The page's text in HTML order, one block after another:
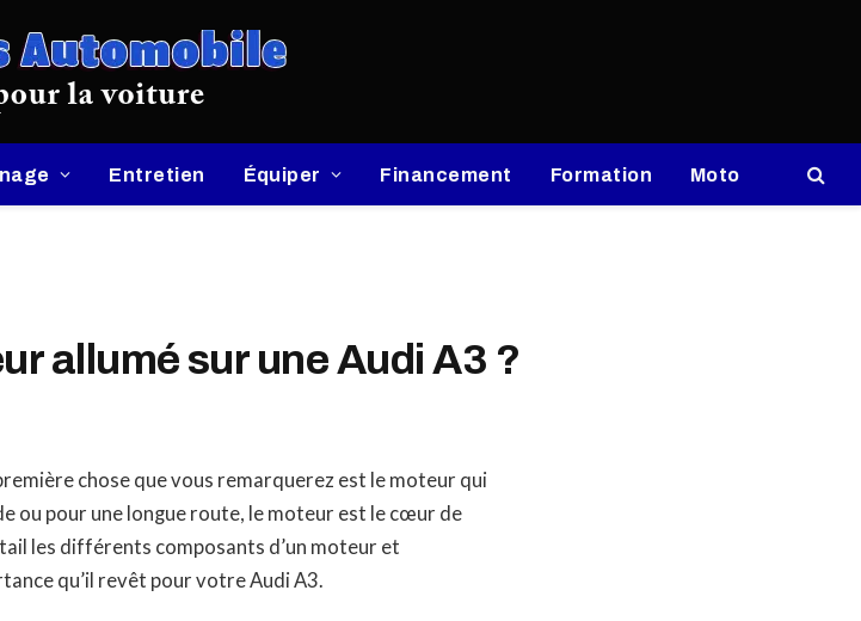
Entretien Équiper Financement Formation Moto
allumé sur une Audi A3 ?
chose que vous remarquerez est le moteur qui
ou pour une longue route, le moteur est le cœur de
les différents composants d’un moteur et
qu’il revêt pour votre Audi A3.